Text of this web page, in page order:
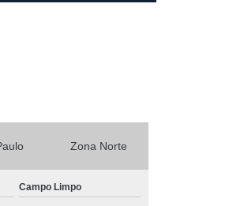
Aço Inox
área Externa
Corrimão Inox Escada
Zona Norte
Campo Limpo